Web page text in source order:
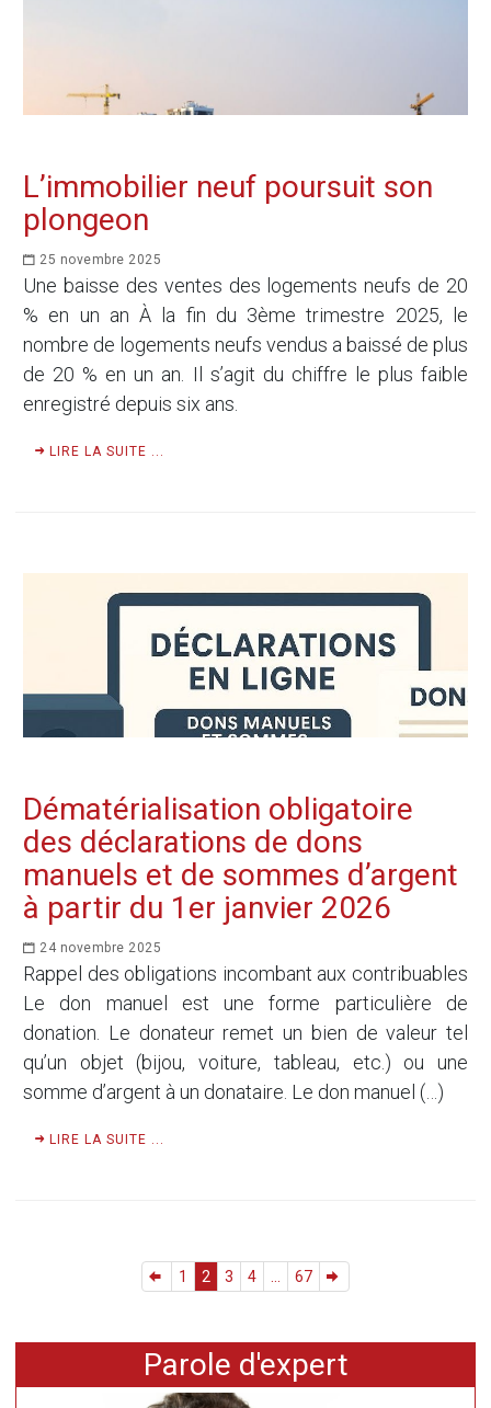
L’immobilier neuf poursuit son
plongeon
25 novembre 2025
Une baisse des ventes des logements neufs de 20
% en un an À la fin du 3ème trimestre 2025, le
nombre de logements neufs vendus a baissé de plus
de 20 % en un an. Il s’agit du chiffre le plus faible
enregistré depuis six ans.
LIRE LA SUITE ...
Dématérialisation obligatoire
des déclarations de dons
manuels et de sommes d’argent
à partir du 1er janvier 2026
24 novembre 2025
Rappel des obligations incombant aux contribuables
Le don manuel est une forme particulière de
donation. Le donateur remet un bien de valeur tel
qu’un objet (bijou, voiture, tableau, etc.) ou une
somme d’argent à un donataire. Le don manuel (…)
LIRE LA SUITE ...
1 2 3 4 67
Parole d'expert